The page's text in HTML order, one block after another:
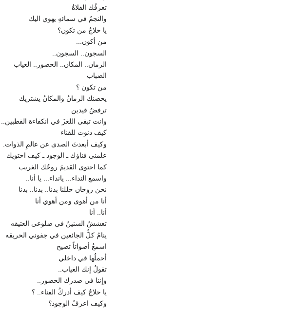
تعرفُك الفلاةُ
والنجمُ في سمائهِ يهوي اليك
يا حلاجُ من تكون؟
من أكون...
السجون.. السجون..
الزمان.. المكان.. الحضور.. الغياب
الضباب
من تكون ؟
يحضنك الزمانُ والمكانُ يشتريك
ترفضُ قيدين
وانت تبقى اللغزَ في انكفاءة القطبين..
كيف دنوت للفناء
وكيف أبعدتَ الصدى عن عالمِ الذوات.
علمني فناؤك ـ الوجود ـ كيف احتويك
كما احتوى القديمَ روحُك الغريب
واسمع النداء... يانداء... يا أنا..
نحن روحان حللنا بدنا.. بدنا.. بدنا
أنا من أهوى ومن أهوي أنا
أنا.. أنا
تعششُ السنينُ في ضلوعي العتيقه
ينامُ كلُّ الجائعين في جفوني الحريقه
اسمعُ أصواتاً تصيح
أحملُها في داخلي
تقولُ إنك الغياب..
وإننا في صدرك الحضور..
يا حلاجُ كيف أدركُ الفناء.. ؟
وكيف اعرفُ الوجود؟